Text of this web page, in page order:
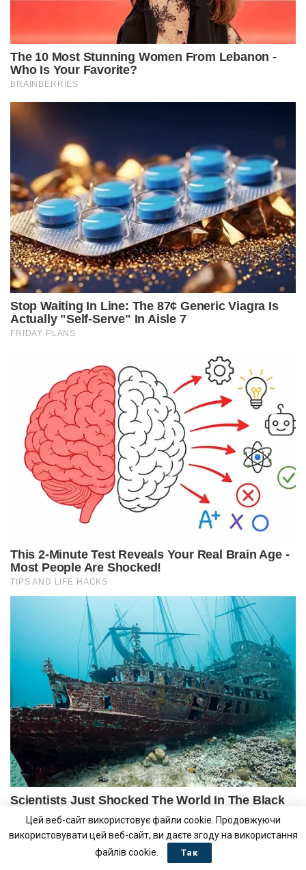
Цей веб-сайт використовує файли cookie. Продовжуючи
використовувати цей веб-сайт, ви даєте згоду на використання
файлів cookie.
Так